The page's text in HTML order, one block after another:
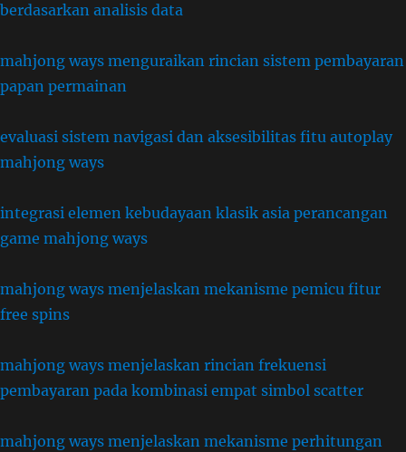
berdasarkan analisis data
mahjong ways menguraikan rincian sistem pembayaran
papan permainan
evaluasi sistem navigasi dan aksesibilitas fitu autoplay
mahjong ways
integrasi elemen kebudayaan klasik asia perancangan
game mahjong ways
mahjong ways menjelaskan mekanisme pemicu fitur
free spins
mahjong ways menjelaskan rincian frekuensi
pembayaran pada kombinasi empat simbol scatter
mahjong ways menjelaskan mekanisme perhitungan